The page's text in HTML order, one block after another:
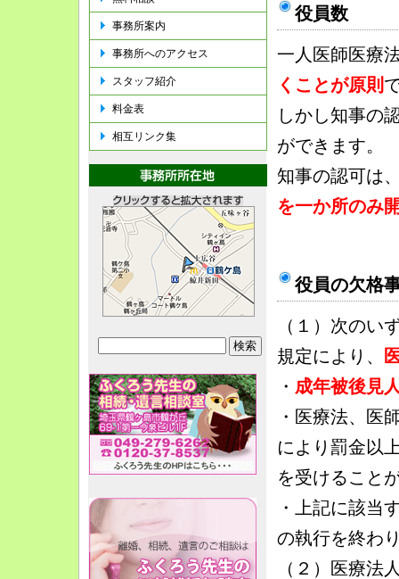
役員数
一人医師医療
くことが原則
しかし知事の
ができます。
知事の認可は
を一か所のみ
役員の欠格
（１）次のい
規定により、
・ 成年被後見
・医療法、医
により罰金以
を受けること
・上記に該当
の執行を終わ
（２）医療法
事務所案内
事務所へのアクセス
スタッフ紹介
料金表
相互リンク集